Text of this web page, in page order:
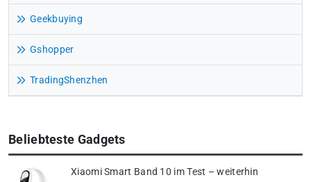
Geekbuying
Gshopper
TradingShenzhen
Beliebteste Gadgets
Xiaomi Smart Band 10 im Test – weiterhin